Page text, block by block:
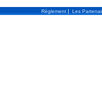
Règlement | Les